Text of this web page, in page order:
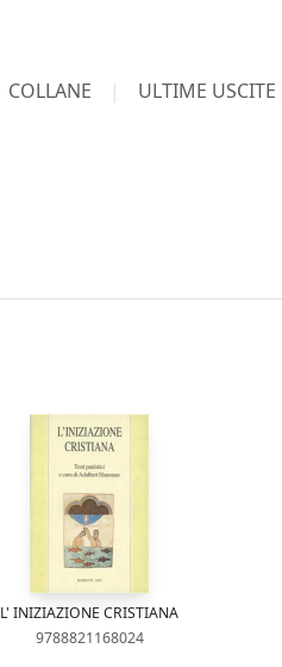
COLLANE ULTIME USCITE
L' INIZIAZIONE CRISTIANA
9788821168024